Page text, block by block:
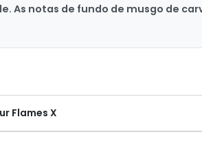
As notas de fundo de musgo de
Flames X